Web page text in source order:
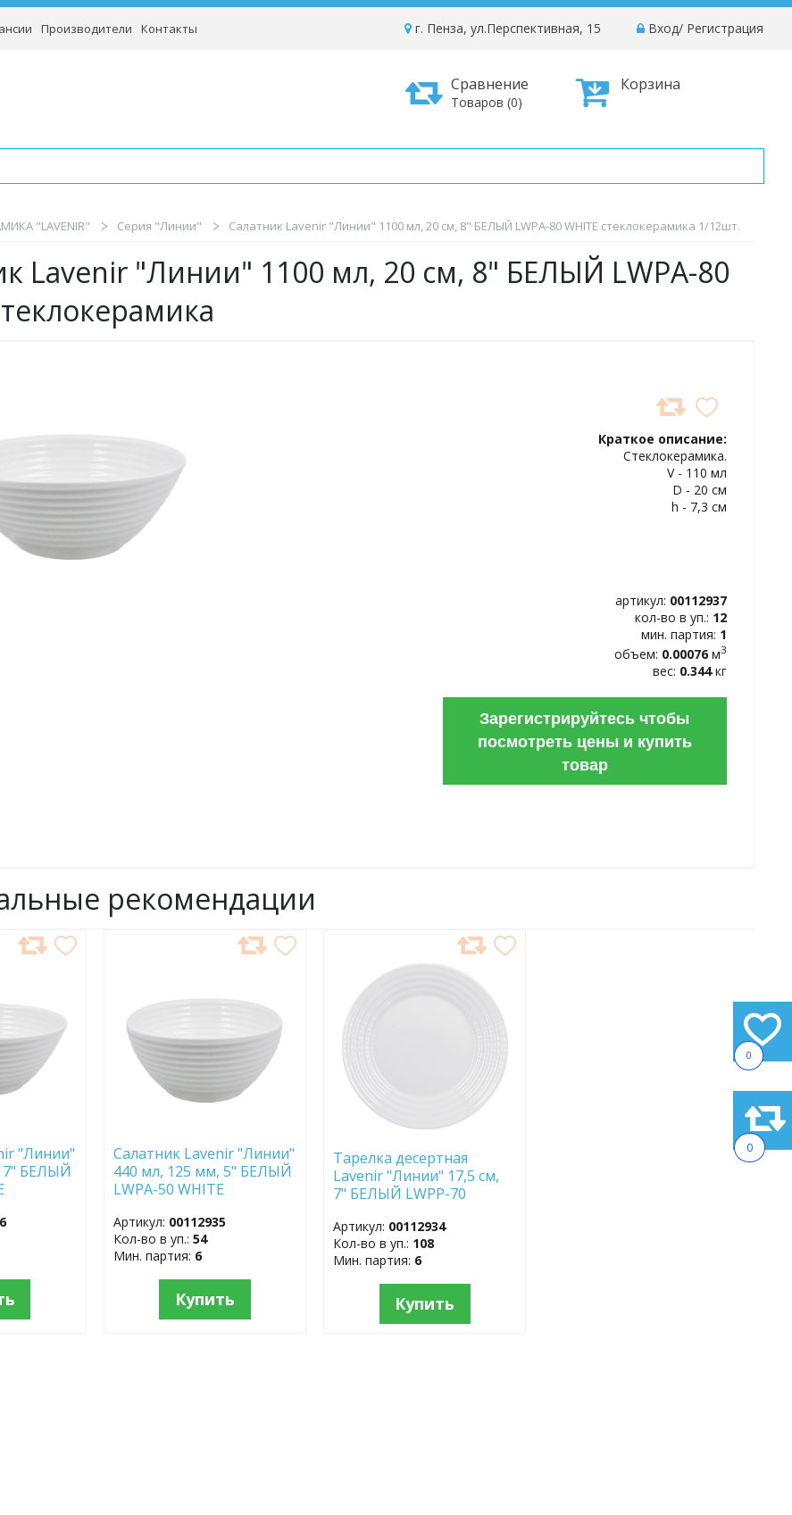
0
0
Производители Контакты Вход/ Регистрация
г. Пенза, ул.Перспективная, 15
Корзина
Сравнение
Товаров (0)
"LAVENIR" Серия "Линии" Салатник Lavenir "Линии" 1100 мл, 20 см, 8" БЕЛЫЙ LWPA-80 WHITE стеклокерамика 1/12шт.
Lavenir "Линии" 1100 мл, 20 см, 8" БЕЛЫЙ LWPA-80
Краткое описание:
Стеклокерамика.
V - 110 мл
D - 20 см
h - 7,3 см
артикул: 00112937
кол-во в уп.: 12
мин. партия: 1
объем: 0.00076 м3
вес: 0.344кг
Зарегистрируйтесь чтобы
посмотреть цены и купить
товар
рекомендации
"Линии"
7" БЕЛЫЙ
Салатник Lavenir "Линии"
440 мл, 125 мм, 5" БЕЛЫЙ
LWPA-50 WHITE
Артикул: 00112935
Кол-во в уп.:54
Мин. партия: 6
Купить
ИЗБРАННОЕ
Тарелка десертная
Lavenir "Линии" 17,5 см,
7" БЕЛЫЙ LWPP-70
Артикул: 00112934
Кол-во в уп.: 108
Мин. партия: 6
Купить